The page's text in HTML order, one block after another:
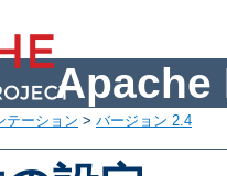
Apache
テーション > バージョン 2.4